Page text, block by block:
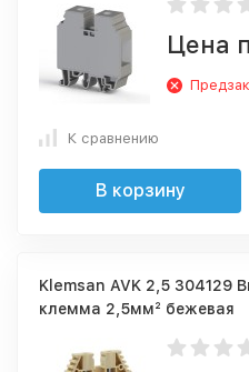
Цена
К сравнению
В корзину
Klemsan AVK 2,5 304129
клемма 2,5мм² бежевая